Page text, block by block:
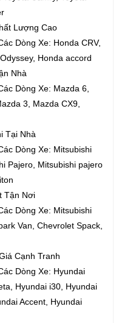
Lượng Cao
Xe: Honda CRV,
Honda accord
Nhà
Dòng Xe: Mazda 6,
3, Mazda CX9,
Tại Nhà
Dòng Xe: Mitsubishi
Pajero, Mitsubishi pajero
Tận Nơi
Dòng Xe: Mitsubishi
Van, Chevrolet Spack,
Cạnh Tranh
Dòng Xe: Hyundai
Hyundai i30, Hyundai
Accent, Hyundai